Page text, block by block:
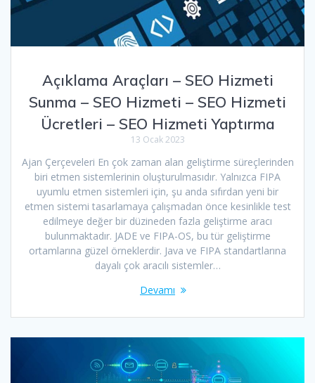
Açıklama Araçları – SEO Hizmeti
Sunma – SEO Hizmeti – SEO Hizmeti
Ücretleri – SEO Hizmeti Yaptırma
13 Ocak 2023
Ajan Çerçeveleri En çok zaman alan geliştirme süreçlerinden
biri etmen sistemlerinin oluşturulmasıdır. Yalnızca FIPA
uyumlu etmen sistemleri için, şu anda sıfırdan yeni bir
etmen sistemi tasarlamaya çalışmadan önce kesinlikle test
edilmeye değer bir düzineden fazla geliştirme aracı
bulunmaktadır. JADE ve FIPA-OS, bu tür geliştirme
ortamlarına güzel örneklerdir. Java ve FIPA standartlarına
dayalı çok aracılı sistemler…
Devamı